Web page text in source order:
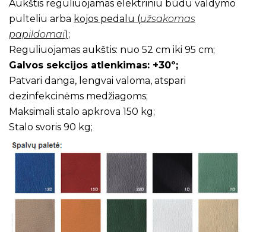
Aukštis reguliuojamas elektriniu būdu valdymo
pulteliu arba kojos pedalu (užsakomas
papildomai);
Reguliuojamas aukštis: nuo 52 cm iki 95 cm;
Galvos sekcijos atlenkimas: +30º;
Patvari danga, lengvai valoma, atspari
dezinfekcinėms medžiagoms;
Maksimali stalo apkrova 150 kg;
Stalo svoris 90 kg;